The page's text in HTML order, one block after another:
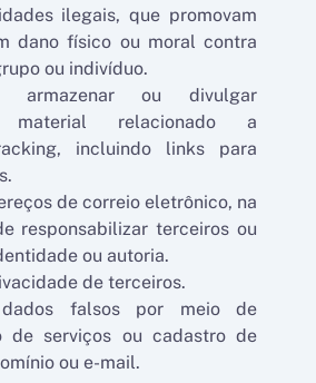
ilegais, que promovam
dano físico ou moral contra
ou indivíduo.
armazenar ou divulgar
material relacionado a
incluindo links para
de correio eletrônico, na
responsabilizar terceiros ou
ou autoria.
de terceiros.
dados falsos por meio de
de serviços ou cadastro de
ou e-mail.